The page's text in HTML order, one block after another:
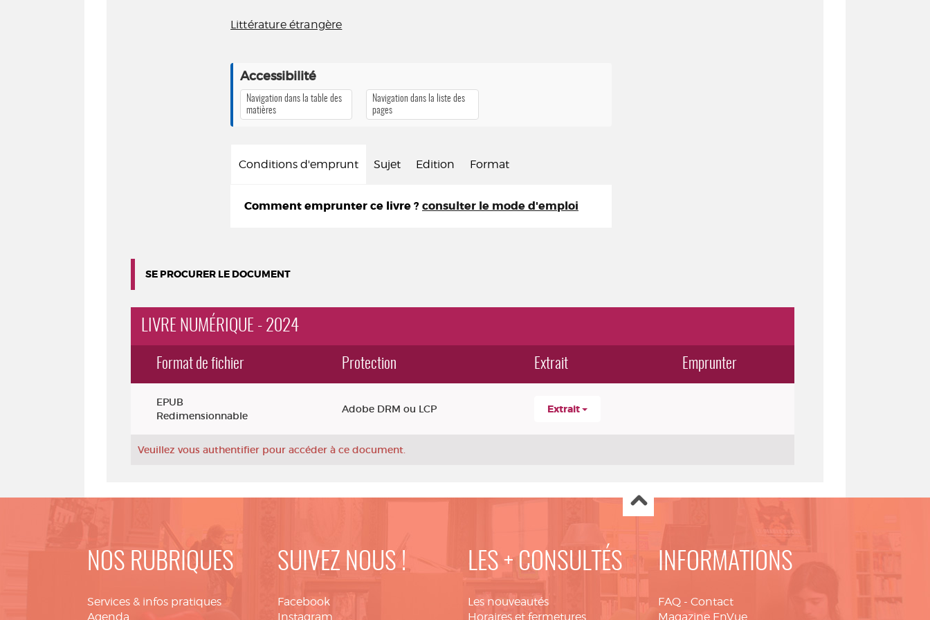
Littérature étrangère
Accessibilité
Navigation dans la table des
matières
Navigation dans la liste des
pages
Conditions d'emprunt Sujet Edition Format
Comment emprunter ce livre ? consulter le mode d'emploi
SE PROCURER LE DOCUMENT
LIVRE NUMÉRIQUE - 2024
Format de fichier Protection Extrait Emprunter
EPUB
Redimensionnable
Adobe DRM ou LCP Extrait
Veuillez vous authentifier pour accéder à ce document.
NOS RUBRIQUES
Services & infos pratiques
Agenda
SUIVEZ NOUS !
Facebook
Instagram
LES + CONSULTÉS
Les nouveautés
Horaires et fermetures
INFORMATIONS
FAQ - Contact
Magazine EnVue